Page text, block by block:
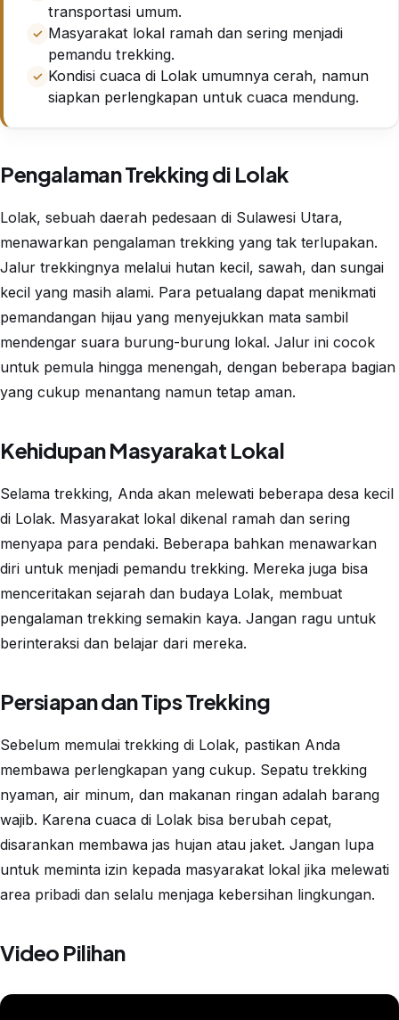
transportasi umum.
Masyarakat lokal ramah dan sering menjadi
pemandu trekking.
Kondisi cuaca di Lolak umumnya cerah, namun
siapkan perlengkapan untuk cuaca mendung.
Pengalaman Trekking di Lolak
Lolak, sebuah daerah pedesaan di Sulawesi Utara,
menawarkan pengalaman trekking yang tak terlupakan.
Jalur trekkingnya melalui hutan kecil, sawah, dan sungai
kecil yang masih alami. Para petualang dapat menikmati
pemandangan hijau yang menyejukkan mata sambil
mendengar suara burung-burung lokal. Jalur ini cocok
untuk pemula hingga menengah, dengan beberapa bagian
yang cukup menantang namun tetap aman.
Kehidupan Masyarakat Lokal
Selama trekking, Anda akan melewati beberapa desa kecil
di Lolak. Masyarakat lokal dikenal ramah dan sering
menyapa para pendaki. Beberapa bahkan menawarkan
diri untuk menjadi pemandu trekking. Mereka juga bisa
menceritakan sejarah dan budaya Lolak, membuat
pengalaman trekking semakin kaya. Jangan ragu untuk
berinteraksi dan belajar dari mereka.
Persiapan dan Tips Trekking
Sebelum memulai trekking di Lolak, pastikan Anda
membawa perlengkapan yang cukup. Sepatu trekking
nyaman, air minum, dan makanan ringan adalah barang
wajib. Karena cuaca di Lolak bisa berubah cepat,
disarankan membawa jas hujan atau jaket. Jangan lupa
untuk meminta izin kepada masyarakat lokal jika melewati
area pribadi dan selalu menjaga kebersihan lingkungan.
Video Pilihan